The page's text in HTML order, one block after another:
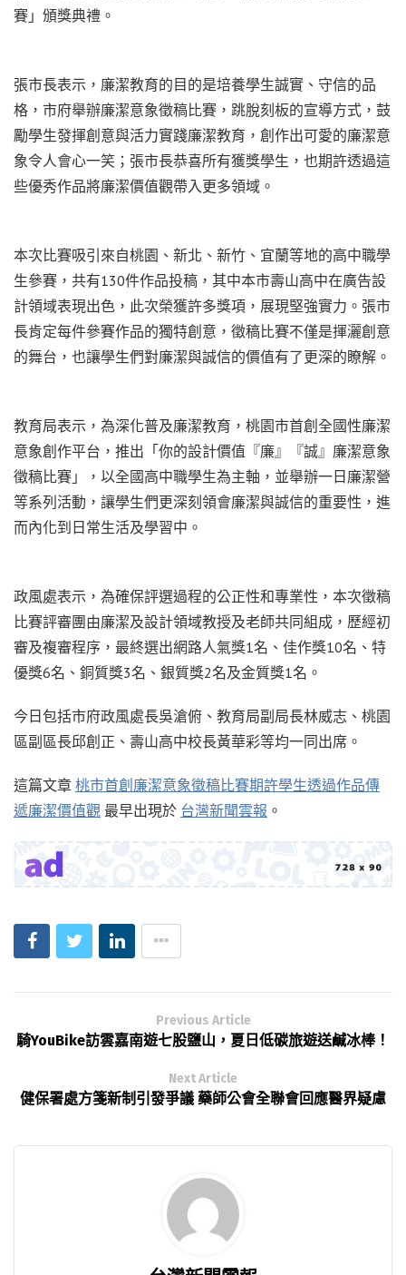
賽」頒獎典禮。
張市長表示，廉潔教育的目的是培養學生誠實、守信的品
格，市府舉辦廉潔意象徵稿比賽，跳脫刻板的宣導方式，鼓
勵學生發揮創意與活力實踐廉潔教育，創作出可愛的廉潔意
象令人會心一笑；張市長恭喜所有獲獎學生，也期許透過這
些優秀作品將廉潔價值觀帶入更多領域。
本次比賽吸引來自桃園、新北、新竹、宜蘭等地的高中職學
生參賽，共有130件作品投稿，其中本市壽山高中在廣告設
計領域表現出色，此次榮獲許多獎項，展現堅強實力。張市
長肯定每件參賽作品的獨特創意，徵稿比賽不僅是揮灑創意
的舞台，也讓學生們對廉潔與誠信的價值有了更深的瞭解。
教育局表示，為深化普及廉潔教育，桃園市首創全國性廉潔
意象創作平台，推出「你的設計價值『廉』『誠』廉潔意象
徵稿比賽」，以全國高中職學生為主軸，並舉辦一日廉潔營
等系列活動，讓學生們更深刻領會廉潔與誠信的重要性，進
而內化到日常生活及學習中。
政風處表示，為確保評選過程的公正性和專業性，本次徵稿
比賽評審團由廉潔及設計領域教授及老師共同組成，歷經初
審及複審程序，最終選出網路人氣獎1名、佳作獎10名、特
優獎6名、銅質獎3名、銀質獎2名及金質獎1名。
今日包括市府政風處長吳滄俯、教育局副局長林威志、桃園
區副區長邱創正、壽山高中校長黃華彩等均一同出席。
這篇文章 桃市首創廉潔意象徵稿比賽期許學生透過作品傳
遞廉潔價值觀 最早出現於 台灣新聞雲報 。
Previous Article
騎YouBike訪雲嘉南遊七股鹽山，夏日低碳旅遊送鹹冰棒！
Next Article
健保署處方箋新制引發爭議 藥師公會全聯會回應醫界疑慮